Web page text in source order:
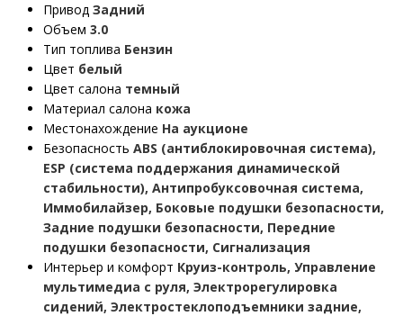
Привод Задний
Объем 3.0
Тип топлива Бензин
Цвет белый
Цвет салона темный
Материал салона кожа
Местонахождение На аукционе
Безопасность ABS (антиблокировочная система),
ESP (система поддержания динамической
стабильности), Антипробуксовочная система,
Иммобилайзер, Боковые подушки безопасности,
Задние подушки безопасности, Передние
подушки безопасности, Сигнализация
Интерьер и комфорт Круиз-контроль, Управление
мультимедиа с руля, Электрорегулировка
сидений, Электростеклоподъемники задние,